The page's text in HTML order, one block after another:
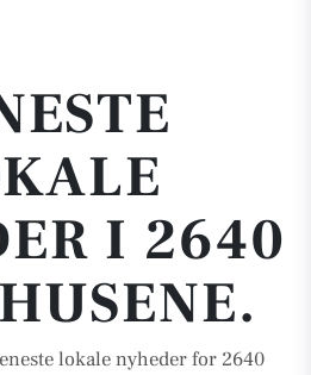
I 2640
lokale nyheder for 2640